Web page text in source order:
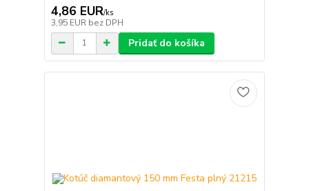
4,86 EUR/ks
3,95 EUR bez DPH
Pridať do košíka